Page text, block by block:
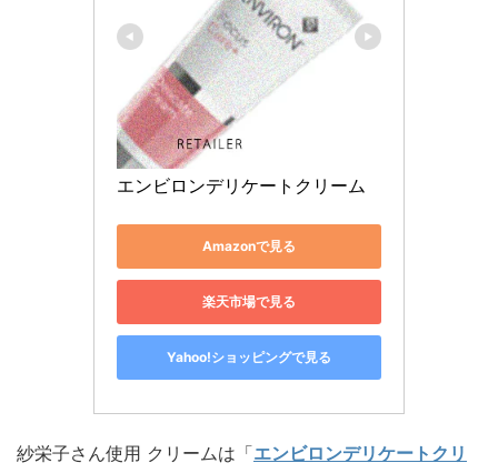
エンビロンデリケートクリーム
Amazonで見る
楽天市場で見る
Yahoo!ショッピングで見る
紗栄子さん使用 クリームは「エンビロンデリケートクリ